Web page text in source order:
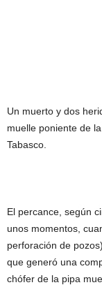
Un muerto y dos
muelle poniente de
Tabasco.
El percance, según
unos momentos,
perforación de
que generó una
chófer de la pipa